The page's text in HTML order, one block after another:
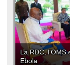
La RDC, l'OMS
Ebola